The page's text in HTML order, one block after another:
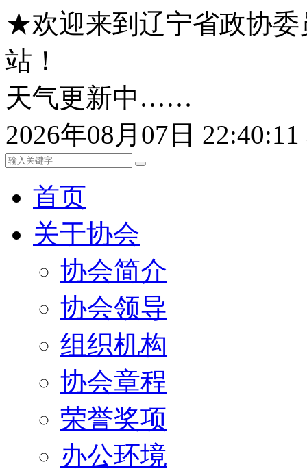
★欢迎来到辽宁省政协委
站！
天气更新中……
2026年08月07日
首页
关于协会
协会简介
协会领导
组织机构
协会章程
荣誉奖项
办公环境